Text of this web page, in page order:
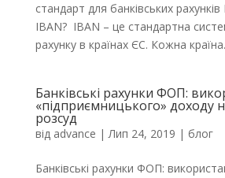
стандарт для банківських
IBAN? IBAN – це стандартна
рахунку в країнах ЄС. Кожна
Банківські рахунки ФОП:
«підприємницького» доходу
розсуд
від advance |Лип 24, 2019 | блог
Банківські рахунки ФОП: